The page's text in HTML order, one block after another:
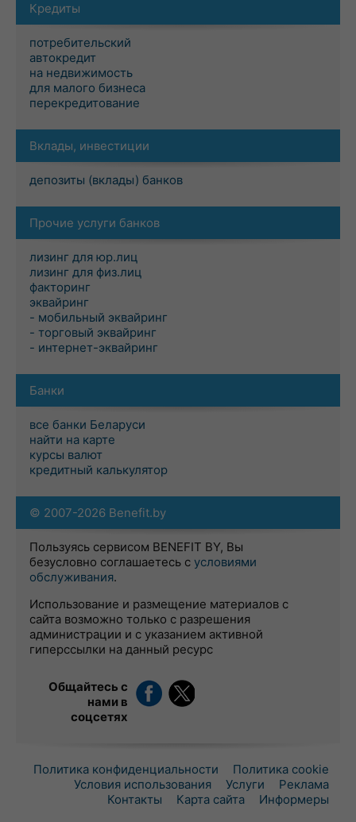
Кредиты
потребительский
автокредит
на недвижимость
для малого бизнеса
перекредитование
Вклады, инвестиции
депозиты (вклады) банков
Прочие услуги банков
лизинг для юр.лиц
лизинг для физ.лиц
факторинг
эквайринг
- мобильный эквайринг
- торговый эквайринг
- интернет-эквайринг
Банки
все банки Беларуси
найти на карте
курсы валют
кредитный калькулятор
© 2007-2026 Benefit.by
Пользуясь сервисом BENEFIT BY, Вы
безусловно соглашаетесь с условиями
обслуживания.
Использование и размещение материалов с
сайта возможно только с разрешения
администрации и с указанием активной
гиперссылки на данный ресурс
Общайтесь с
нами в
соцсетях
Политика конфиденциальности
Политика cookie
Условия использования
Услуги
Реклама
Контакты
Карта сайта Информеры